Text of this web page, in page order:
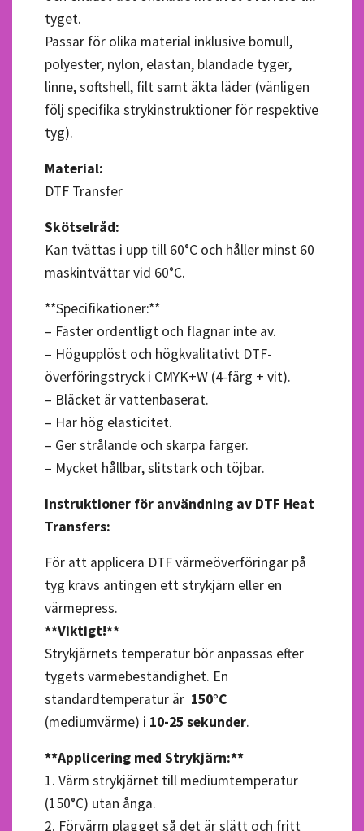
tyget.
Passar för olika material inklusive bomull,
polyester, nylon, elastan, blandade tyger,
linne, softshell, filt samt äkta läder (vänligen
följ specifika strykinstruktioner för respektive
tyg).
Material:
DTF Transfer
Skötselråd:
Kan tvättas i upp till 60°C och håller minst 60
maskintvättar vid 60°C.
**Specifikationer:**
– Fäster ordentligt och flagnar inte av.
– Högupplöst och högkvalitativt DTF-
överföringstryck i CMYK+W (4-färg + vit).
– Bläcket är vattenbaserat.
– Har hög elasticitet.
– Ger strålande och skarpa färger.
– Mycket hållbar, slitstark och töjbar.
Instruktioner för användning av DTF Heat
Transfers:
För att applicera DTF värmeöverföringar på
tyg krävs antingen ett strykjärn eller en
värmepress.
**Viktigt!**
Strykjärnets temperatur bör anpassas efter
tygets värmebeständighet. En
standardtemperatur är 150°C
(mediumvärme) i 10-25 sekunder.
**Applicering med Strykjärn:**
1. Värm strykjärnet till mediumtemperatur
(150°C) utan ånga.
2. Förvärm plagget så det är slätt och fritt